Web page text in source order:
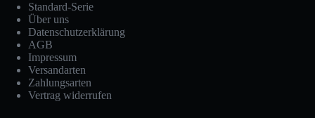
Standard-Serie
Über uns
Datenschutzerklärung
AGB
Impressum
Versandarten
Zahlungsarten
Vertrag widerrufen